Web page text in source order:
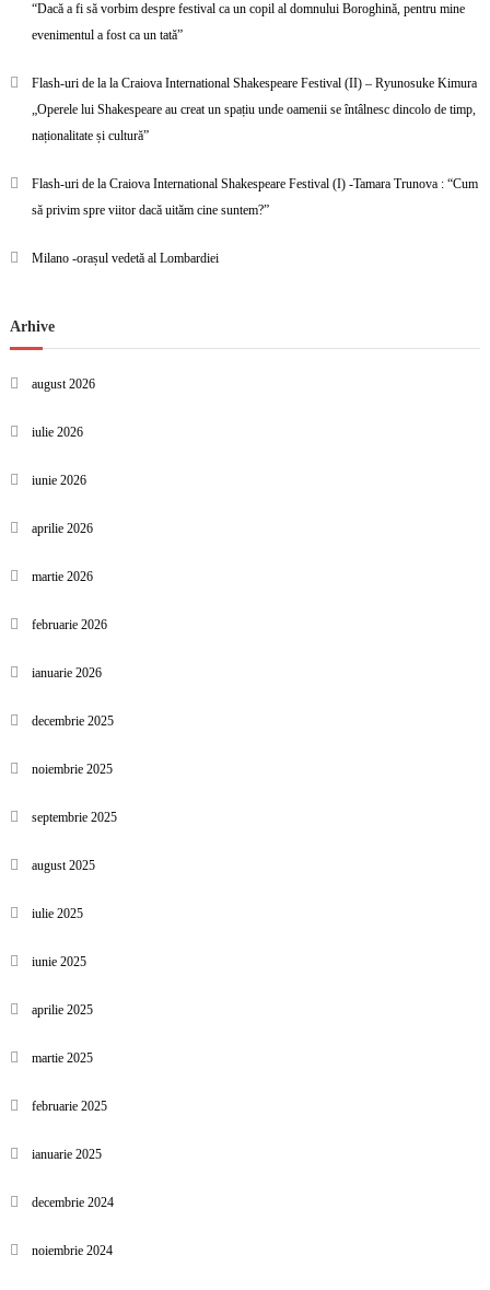
“Dacă a fi să vorbim despre festival ca un copil al domnului Boroghină, pentru mine
evenimentul a fost ca un tată”
Flash-uri de la la Craiova International Shakespeare Festival (II) – Ryunosuke Kimura
„Operele lui Shakespeare au creat un spațiu unde oamenii se întâlnesc dincolo de timp,
naționalitate și cultură”
Flash-uri de la Craiova International Shakespeare Festival (I) -Tamara Trunova : “Cum
să privim spre viitor dacă uităm cine suntem?”
Milano -orașul vedetă al Lombardiei
Arhive
august 2026
iulie 2026
iunie 2026
aprilie 2026
martie 2026
februarie 2026
ianuarie 2026
decembrie 2025
noiembrie 2025
septembrie 2025
august 2025
iulie 2025
iunie 2025
aprilie 2025
martie 2025
februarie 2025
ianuarie 2025
decembrie 2024
noiembrie 2024